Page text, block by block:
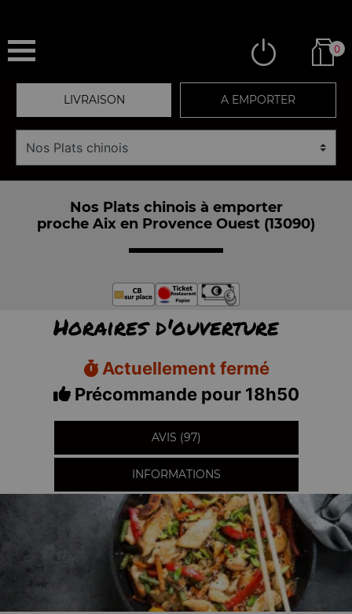
0
LIVRAISON A EMPORTER
Nos Plats chinois à emporter
proche Aix en Provence Ouest (13090)
Horaires d'ouverture
Actuellement fermé
Précommande pour 18h50
AVIS (97)
INFORMATIONS